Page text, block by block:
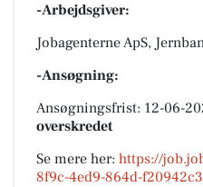
-Arbejdsgiver:
Jobagenterne ApS,
-Ansøgning:
Ansøgningsfrist: 12-06-
overskredet
Se mere her: https://
8f9c-4ed9-864d-